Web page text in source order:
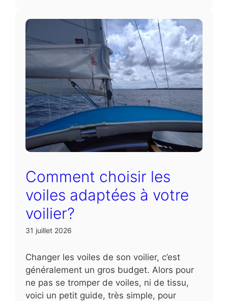
Comment choisir les
voiles adaptées à votre
voilier?
31 juillet 2026
Changer les voiles de son voilier, c’est
généralement un gros budget. Alors pour
ne pas se tromper de voiles, ni de tissu,
voici un petit guide, très simple, pour